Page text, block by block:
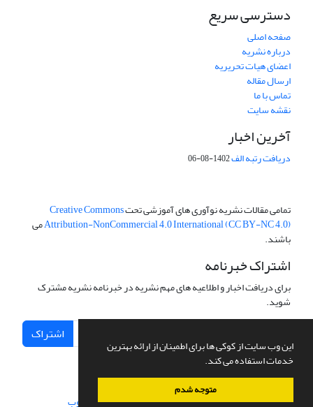
این وب سایت از کوکی ها برای اطمینان از ارائه بهترین
خدمات استفاده می کند.
متوجه شدم
دسترسی سریع
صفحه اصلی
درباره نشریه
اعضای هیات تحریریه
ارسال مقاله
تماس با ما
نقشه سایت
آخرین اخبار
دریافت رتبه الف1402-08-06
تمامی مقالات نشریه نوآوری های آموزشی تحتCreative Commons
Attribution-NonCommercial 4.0 International (CC BY-NC 4.0)می
باشند.
اشتراک خبرنامه
برای دریافت اخبار و اطلاعیه های مهم نشریه در خبرنامه نشریه مشترک
شوید.
اشتراک
سامانه مدیریت نشریات علمی.طراحی و پیاده سازی از سیناوب